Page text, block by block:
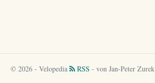
© 2026 - Velopedia RSS - von Jan-Peter Zurek